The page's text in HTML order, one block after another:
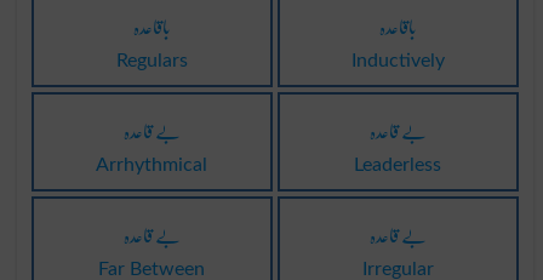
باقاعدہ
Regulars
باقاعدہ
Inductively
بے قاعدہ
Arrhythmical
بے قاعدہ
Leaderless
بے قاعدہ
Far Between
بے قاعدہ
Irregular